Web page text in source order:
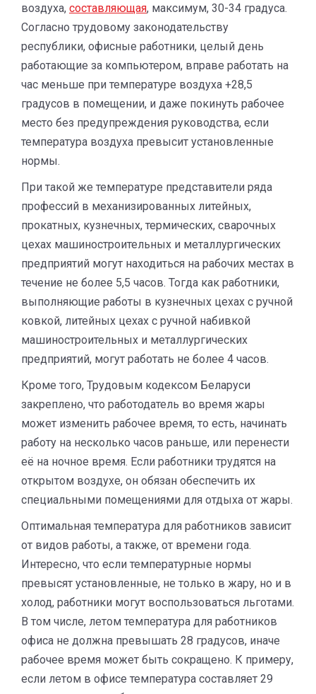
воздуха, составляющая, максимум, 30-34 градуса.
Согласно трудовому законодательству
республики, офисные работники, целый день
работающие за компьютером, вправе работать на
час меньше при температуре воздуха +28,5
градусов в помещении, и даже покинуть рабочее
место без предупреждения руководства, если
температура воздуха превысит установленные
нормы.
При такой же температуре представители ряда
профессий в механизированных литейных,
прокатных, кузнечных, термических, сварочных
цехах машиностроительных и металлургических
предприятий могут находиться на рабочих местах в
течение не более 5,5 часов. Тогда как работники,
выполняющие работы в кузнечных цехах с ручной
ковкой, литейных цехах с ручной набивкой
машиностроительных и металлургических
предприятий, могут работать не более 4 часов.
Кроме того, Трудовым кодексом Беларуси
закреплено, что работодатель во время жары
может изменить рабочее время, то есть, начинать
работу на несколько часов раньше, или перенести
её на ночное время. Если работники трудятся на
открытом воздухе, он обязан обеспечить их
специальными помещениями для отдыха от жары.
Оптимальная температура для работников зависит
от видов работы, а также, от времени года.
Интересно, что если температурные нормы
превысят установленные, не только в жару, но и в
холод, работники могут воспользоваться льготами.
В том числе, летом температура для работников
офиса не должна превышать 28 градусов, иначе
рабочее время может быть сокращено. К примеру,
если летом в офисе температура составляет 29